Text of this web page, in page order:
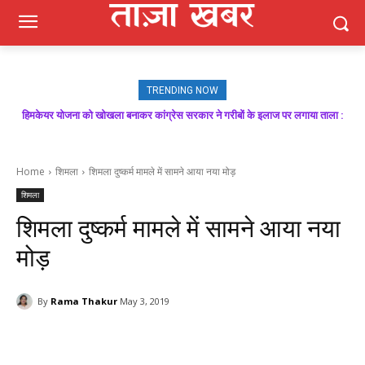
TRENDING NOW
हिमकेयर योजना को खोखला बनाकर कांग्रेस सरकार ने गरीबों के इलाज पर लगाया ताला :
मजबूत बूथ ही भाजपा की जीत की गारंटी, आगामी विधानसभा चुनाव में बूथ प्रबंधन निभाएगा
Home शिमला शिमला दुष्कर्म मामले में सामने आया नया मोड़
शिमला
शिमला दुष्कर्म मामले में सामने आया नया
मोड़
By Rama Thakur May 3, 2019